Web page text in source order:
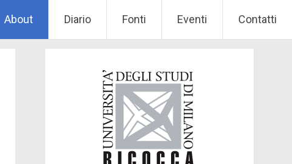
About Diario Fonti Eventi Contatti